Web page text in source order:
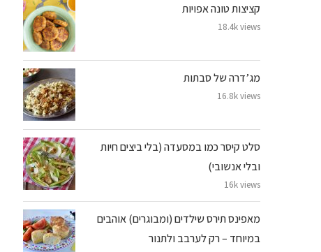
קציצות טונה אפויות
18.4k views
מג’דרה של סבתות
16.8k views
סלט קיסר כמו במסעדה (בלי ביצים חיות
ובלי אנשובי)
16k views
מאפינס תירס שילדים (ומבוגרים) אוהבים
במיוחד – רק לערבב ולתנור